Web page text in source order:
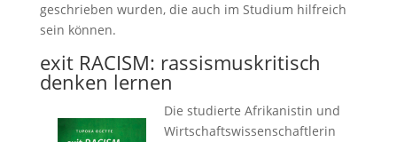
geschrieben wurden, die auch im Studium hilfreich
sein können.
exit RACISM: rassismuskritisch
denken lernen
Die studierte Afrikanistin und
Wirtschaftswissenschaftlerin